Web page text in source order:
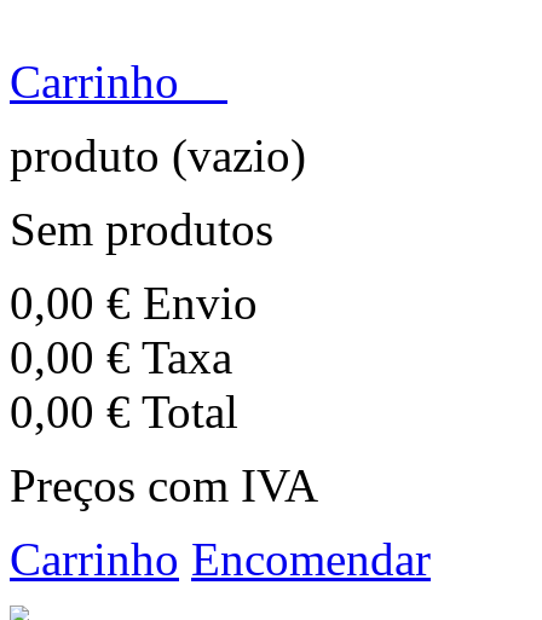
Carrinho
produto (vazio)
Sem produtos
0,00 € Envio
0,00 € Taxa
0,00 € Total
Preços com IVA
Carrinho Encomendar